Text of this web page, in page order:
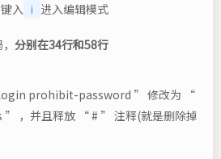
入 i 进入编辑模式
分别在34行和58行
prohibit-password ” 修改为 “
，并且释放 “ # ” 注释(就是删除掉